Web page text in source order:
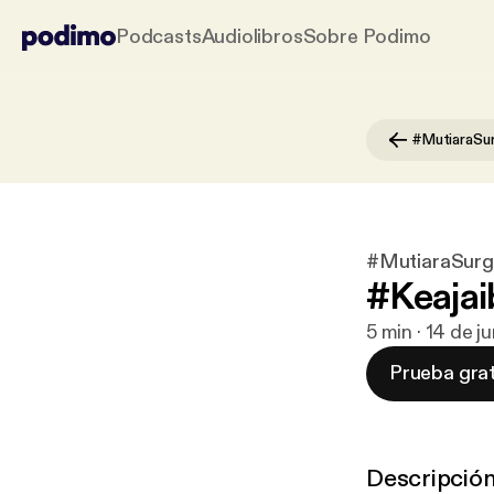
PodcastsAudiolibrosSobre Podimo
5 min · 14 de
Prueba